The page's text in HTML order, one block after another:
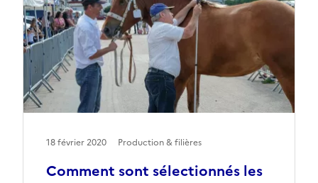
Comment sont sélectionnés les
18 février 2020 Production & filières